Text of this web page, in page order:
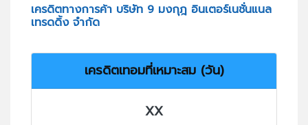
เครดิตทางการค้า บริษัท 9 มงกุฎ อินเตอร์เนชั่นแนล
เทรดดิ้ง จำกัด
เครดิตเทอมที่เหมาะสม (วัน)
XX